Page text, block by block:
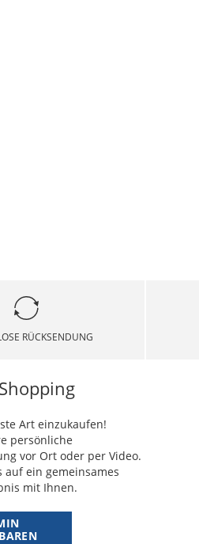
RÜCKSENDUNG
Art einzukaufen!
persönliche
vor Ort oder per Video.
auf ein gemeinsames
mit Ihnen.